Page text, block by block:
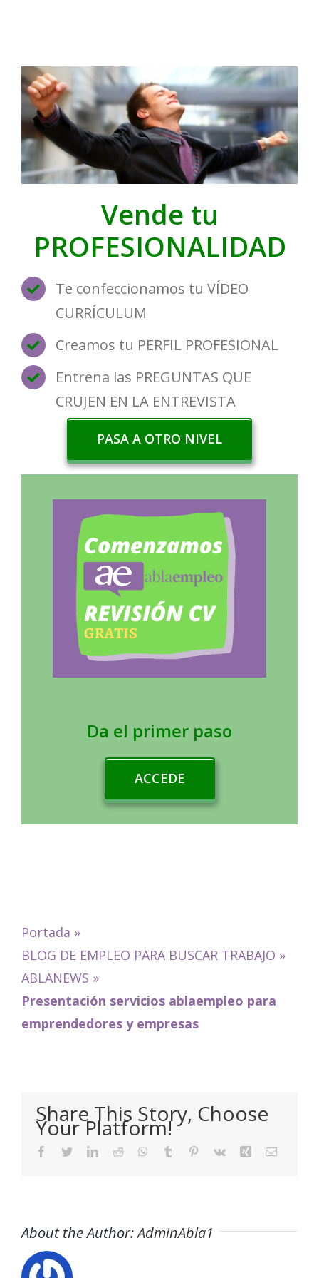
Vende tu
PROFESIONALIDAD
Te confeccionamos tu VÍDEO
CURRÍCULUM
Creamos tu PERFIL PROFESIONAL
Entrena las PREGUNTAS QUE
CRUJEN EN LA ENTREVISTA
PASA A OTRO NIVEL
Da el primer paso
ACCEDE
Portada »
BLOG DE EMPLEO PARA BUSCAR TRABAJO »
ABLANEWS »
Presentación servicios ablaempleo para
emprendedores y empresas
Share This Story, Choose
Your Platform!
Facebook
TwitterLinkedIn
Reddit WhatsApp
Tumblr Pinterest
Vk Xing Email
About the Author:AdminAbla1